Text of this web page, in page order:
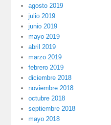
agosto 2019
julio 2019
junio 2019
mayo 2019
abril 2019
marzo 2019
febrero 2019
diciembre 2018
noviembre 2018
octubre 2018
septiembre 2018
mayo 2018